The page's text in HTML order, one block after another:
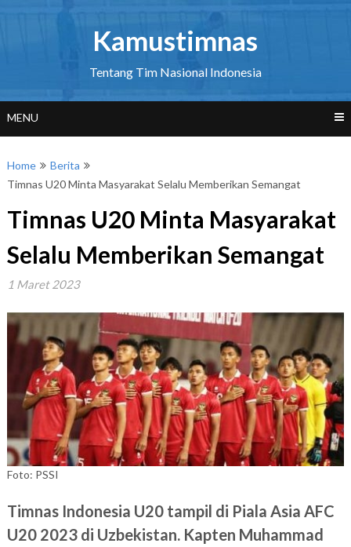
Kamustimnas
Tentang Tim Nasional Indonesia
MENU
Home
Berita
Timnas U20 Minta Masyarakat Selalu Memberikan Semangat
Timnas U20 Minta Masyarakat
Selalu Memberikan Semangat
1 Maret 2023
Foto: PSSI
Timnas Indonesia U20 tampil di Piala Asia AFC
U20 2023 di Uzbekistan. Kapten Muhammad